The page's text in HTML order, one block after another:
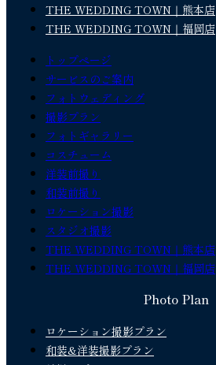
THE WEDDING TOWN｜熊本店
THE WEDDING TOWN｜福岡店
トップページ
サービスのご案内
フォトウェディング
撮影プラン
フォトギャラリー
コスチューム
洋装前撮り
和装前撮り
ロケーション撮影
スタジオ撮影
THE WEDDING TOWN｜熊本店
THE WEDDING TOWN｜福岡店
Photo Plan
ロケーション撮影プラン
和装&洋装撮影プラン